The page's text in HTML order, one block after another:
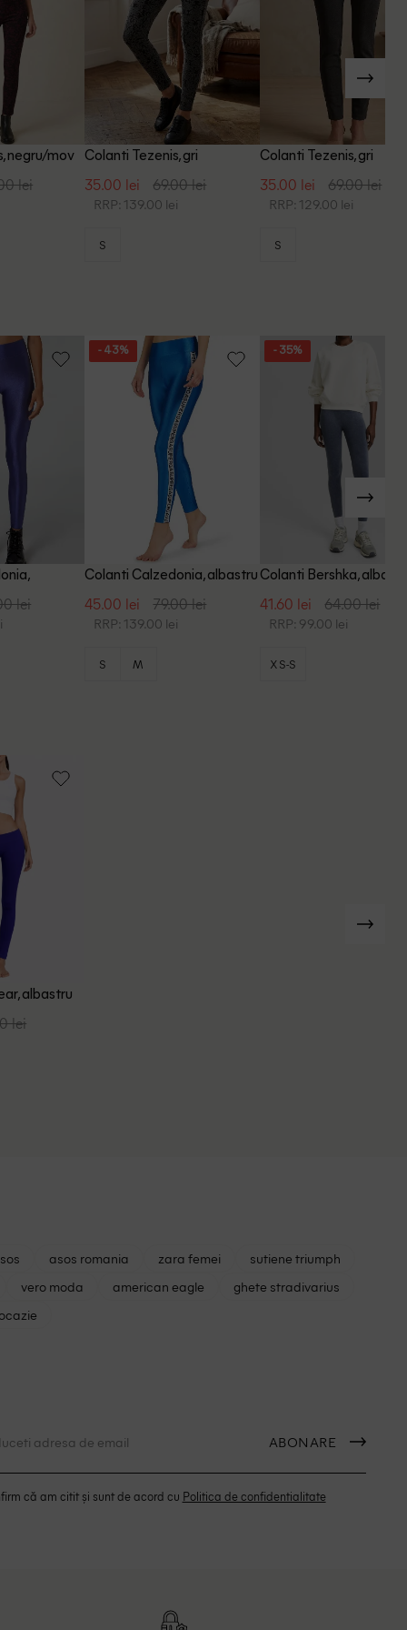
negru/mov
lei
Colanti Tezenis, gri
35.00 lei 69.00 lei
RRP: 139.00 lei
S
Colanti Tezenis, gri
35.00 lei 69.00 lei
RRP: 129.00 lei
S
lei
- 43%
Colanti Calzedonia, albastru
45.00 lei 79.00 lei
RRP: 139.00 lei
S M
- 35%
Colanti Bershka,
41.60 lei 64.00 lei
RRP: 99.00 lei
XS-S
albastru
lei
asos romania zara femei
sutiene triumph
vero moda american eagle
ghete stradivarius
ABONARE
că am citit și sunt de acord cu Politica de confidentialitate